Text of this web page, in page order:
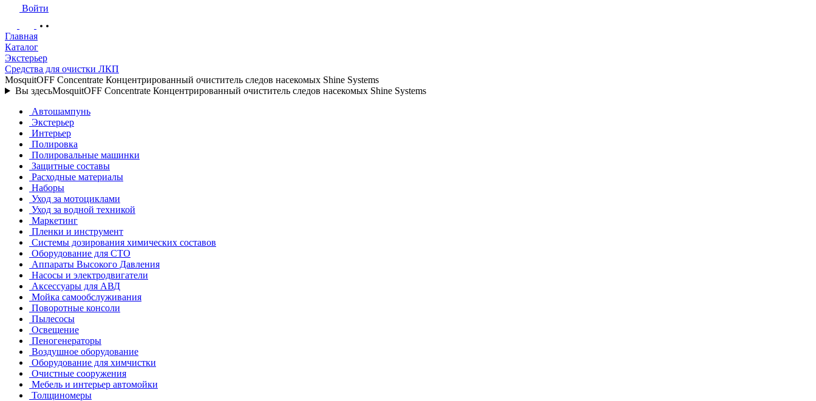
Войти
Главная
Каталог
Экстерьер
Средства для очистки ЛКП
MosquitOFF Concentrate Концентрированный очиститель следов насекомых Shine Systems
Вы здесьMosquitOFF Concentrate Концентрированный очиститель следов насекомых Shine Systems
Автошампунь
Экстерьер
Интерьер
Полировка
Полировальные машинки
Защитные составы
Расходные материалы
Наборы
Уход за мотоциклами
Уход за водной техникой
Маркетинг
Пленки и инструмент
Системы дозирования химических составов
Оборудование для СТО
Аппараты Высокого Давления
Насосы и электродвигатели
Аксессуары для АВД
Мойка самообслуживания
Поворотные консоли
Пылесосы
Освещение
Пеногенераторы
Воздушное оборудование
Оборудование для химчистки
Очистные сооружения
Мебель и интерьер автомойки
Толщиномеры